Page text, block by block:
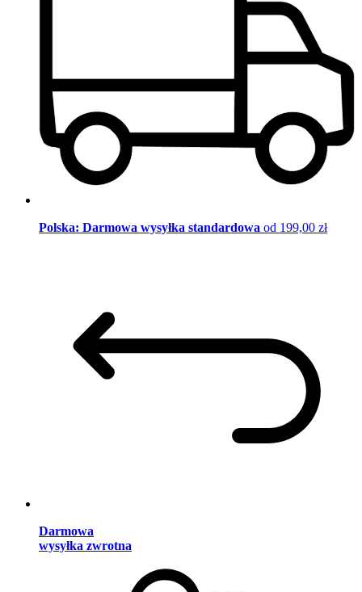
Polska: Darmowa wysyłka standardowa od 199,00 zł
Darmowa
wysyłka zwrotna